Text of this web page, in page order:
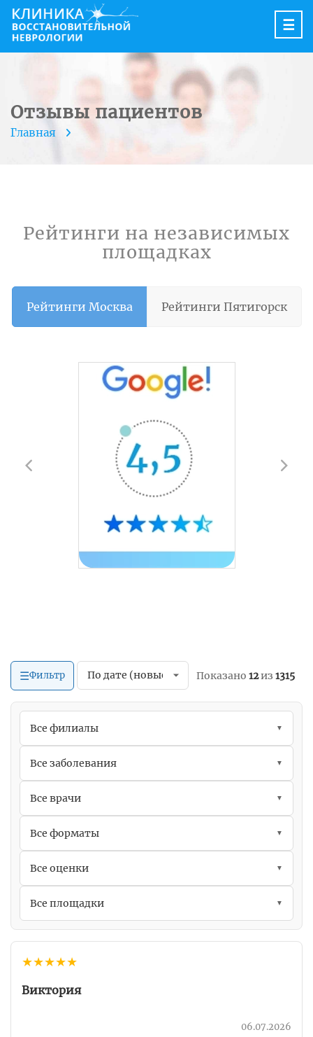
☰
Отзывы пациентов
Главная
Рейтинги на независимых
площадках
Рейтинги Москва Рейтинги Пятигорск
☰Фильтр Показано 12из 1315
Все филиалы ▼
Все заболевания ▼
Все врачи ▼
Все форматы ▼
Все оценки ▼
Все площадки ▼
★★★★★
Виктория
06.07.2026